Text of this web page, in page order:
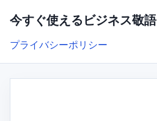
今すぐ使えるビジネス敬語
プライバシーポリシー